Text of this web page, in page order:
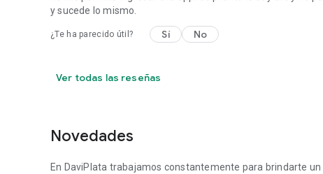
y sucede lo mismo.
¿Te ha parecido útil? Sí No
Ver todas las reseñas
Novedades
En DaviPlata trabajamos constantemente para brindarte